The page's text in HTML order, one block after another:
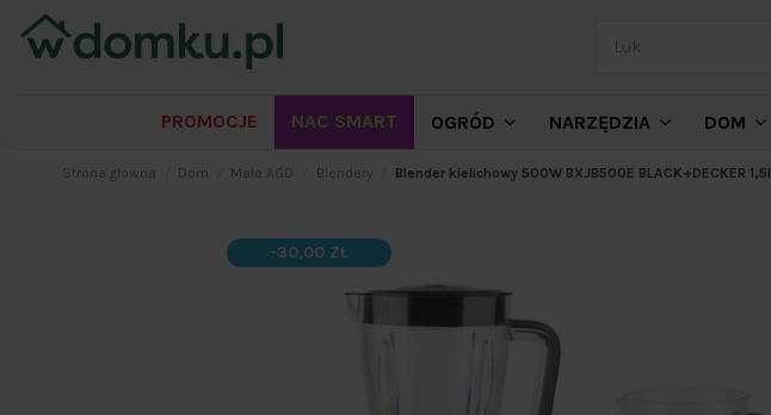
PROMOCJE NAC SMART OGRÓD NARZĘDZIA DOM
Strona główna Dom Małe AGD Blendery Blender kielichowy 500W BXJB500E BLACK+DECKER 1,5l
-30,00 ZŁ